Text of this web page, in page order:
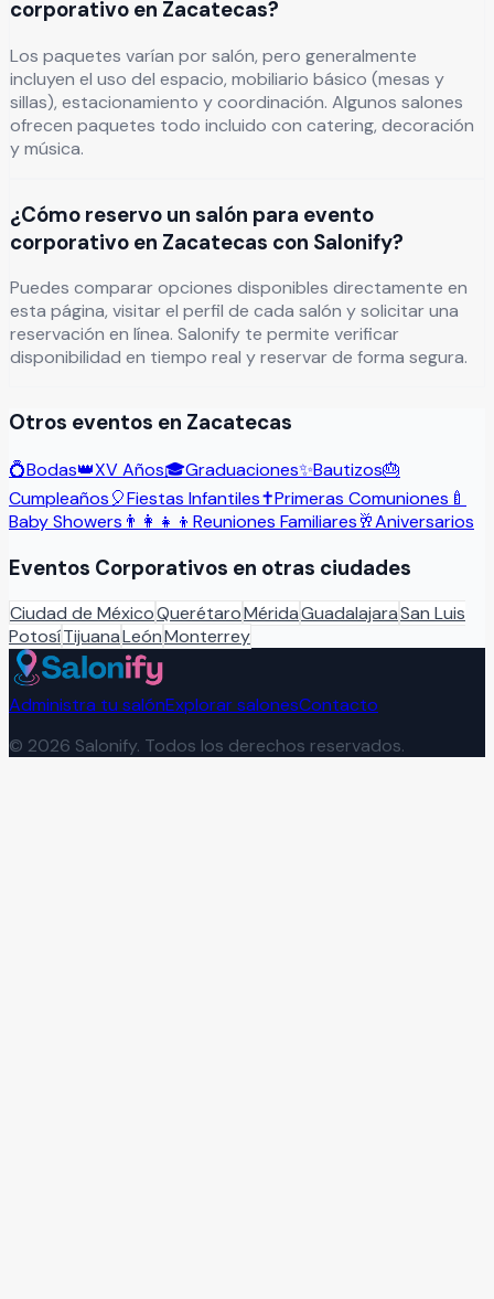
corporativo en Zacatecas?
Los paquetes varían por salón, pero generalmente
incluyen el uso del espacio, mobiliario básico (mesas y
sillas), estacionamiento y coordinación. Algunos salones
ofrecen paquetes todo incluido con catering, decoración
y música.
¿Cómo reservo un salón para evento
corporativo en Zacatecas con Salonify?
Puedes comparar opciones disponibles directamente en
esta página, visitar el perfil de cada salón y solicitar una
reservación en línea. Salonify te permite verificar
disponibilidad en tiempo real y reservar de forma segura.
Otros eventos en Zacatecas
💍Bodas👑XV Años🎓Graduaciones✨Bautizos🎂
Cumpleaños🎈Fiestas Infantiles✝️Primeras Comuniones 🍼
Baby Showers 👨‍👩‍👧‍👦 Reuniones Familiares🥂Aniversarios
Eventos Corporativos en otras ciudades
Ciudad de MéxicoQuerétaroMéridaGuadalajaraSan Luis
PotosíTijuanaLeónMonterrey
Administra tu salónExplorar salonesContacto
© 2026 Salonify. Todos los derechos reservados.